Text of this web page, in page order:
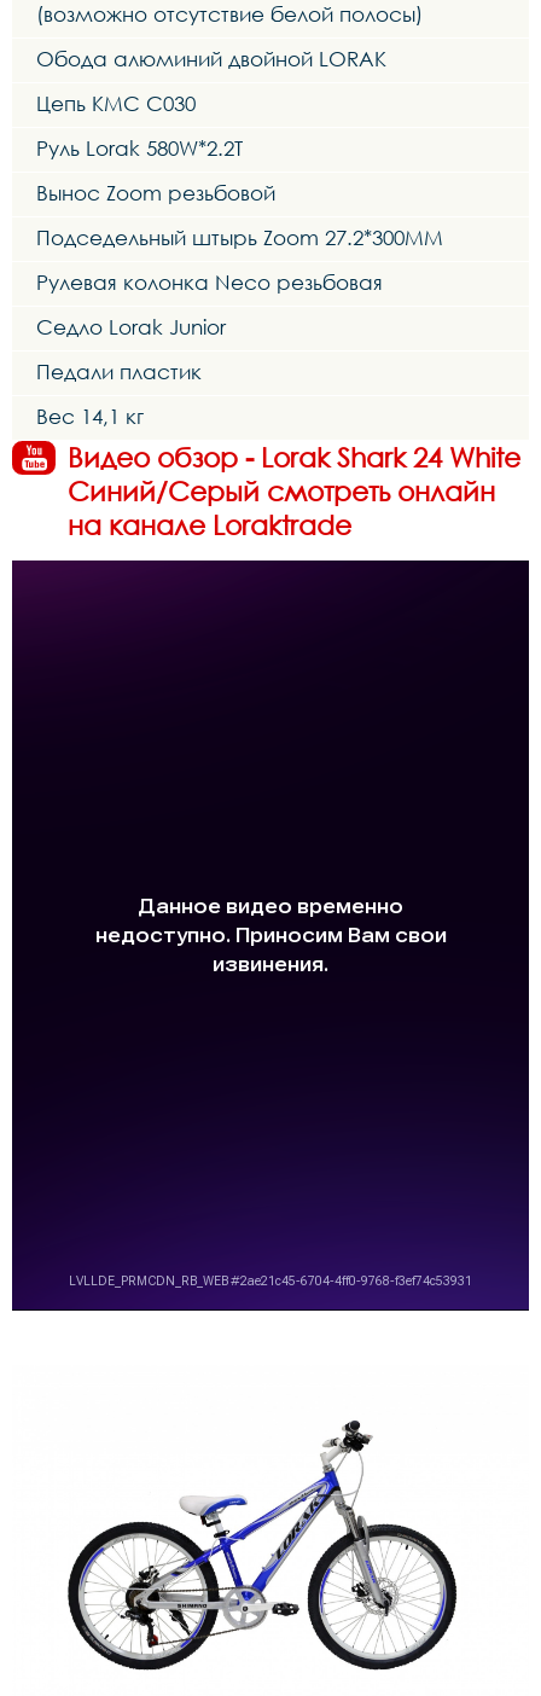
(возможно отсутствие белой полосы)
Обода алюминий двойной LORAK
Цепь KMC C030
Руль Lorak 580W*2.2T
Вынос Zoom резьбовой
Подседельный штырь Zoom 27.2*300MM
Рулевая колонка Neco резьбовая
Седло Lorak Junior
Педали пластик
Вес 14,1 кг
Видео обзор - Lorak Shark 24 White
Синий/Серый смотреть онлайн
на канале Loraktrade